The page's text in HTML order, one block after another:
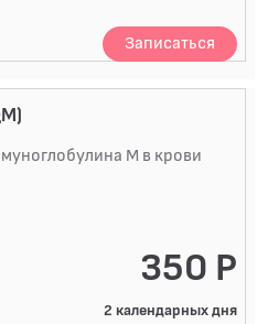
Записаться
M в крови
350 Р
2 календарных дня